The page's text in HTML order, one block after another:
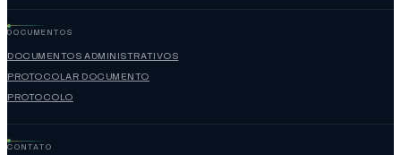
DOCUMENTOS
DOCUMENTOS ADMINISTRATIVOS
PROTOCOLAR DOCUMENTO
PROTOCOLO
CONTATO